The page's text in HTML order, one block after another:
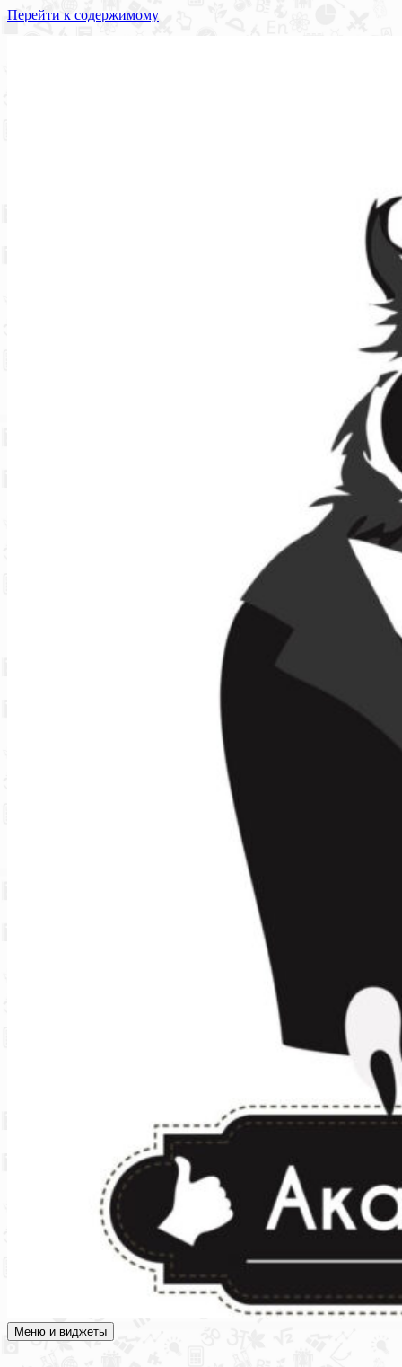
Перейти к содержимому
Академия СОВА
Подготовка к ЕГЭ, ОГЭ, ВПР, МЦКО, СтатГрад, КДР, ВОШ,
Меню и виджеты